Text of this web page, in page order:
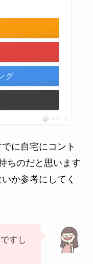
グ
ポチップ
に自宅にコント
ちのだと思います
か参考にしてく
すし